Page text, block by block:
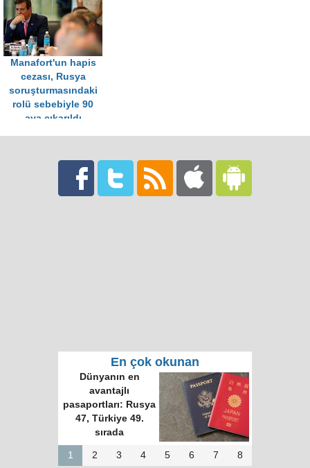
Manafort'un hapis
cezası, Rusya
soruşturmasındaki
rolü sebebiyle 90
aya çıkarıldı
En çok okunan
Dünyanın en
avantajlı
pasaportları: Rusya
47, Türkiye 49.
sırada
1 2 3 4 5 6 7 8